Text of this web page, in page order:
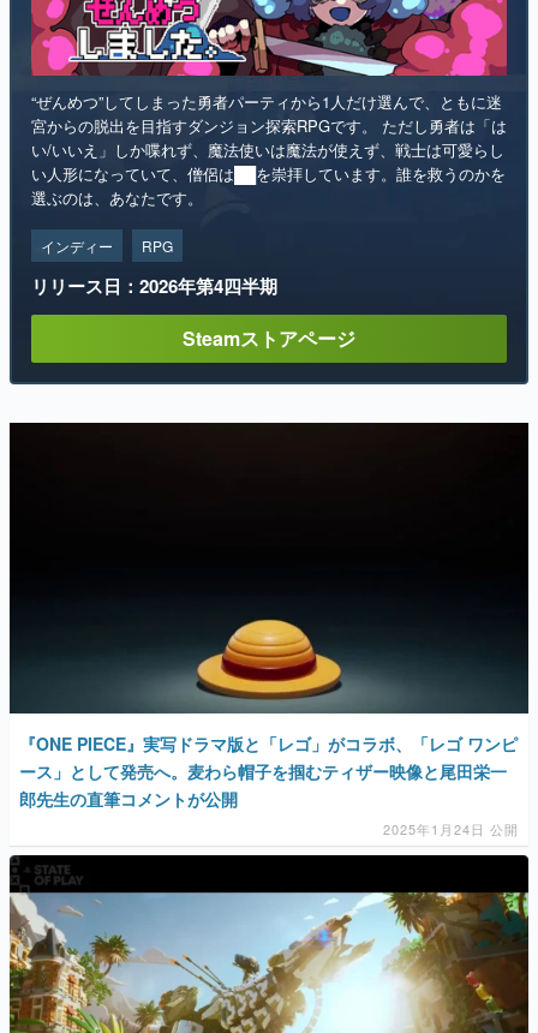
“ぜんめつ”してしまった勇者パーティから1人だけ選んで、ともに迷
宮からの脱出を目指すダンジョン探索RPGです。 ただし勇者は「は
い/いいえ」しか喋れず、魔法使いは魔法が使えず、戦士は可愛らし
い人形になっていて、僧侶は██を崇拝しています。誰を救うのかを
選ぶのは、あなたです。
インディー RPG
リリース日：2026年第4四半期
Steamストアページ
『ONE PIECE』実写ドラマ版と「レゴ」がコラボ、「レゴ ワンピ
ース」として発売へ。麦わら帽子を掴むティザー映像と尾田栄一
郎先生の直筆コメントが公開
2025年1月24日 公開